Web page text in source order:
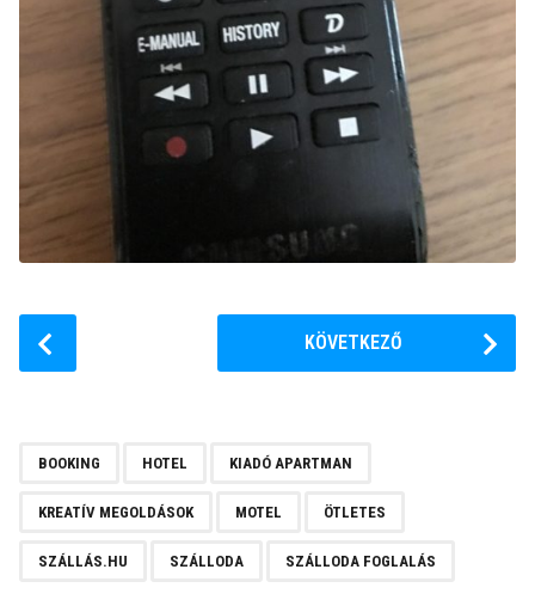
KÖVETKEZŐ
BOOKING HOTEL KIADÓ APARTMAN
KREATÍV MEGOLDÁSOK MOTEL ÖTLETES
SZÁLLÁS.HU SZÁLLODA SZÁLLODA FOGLALÁS